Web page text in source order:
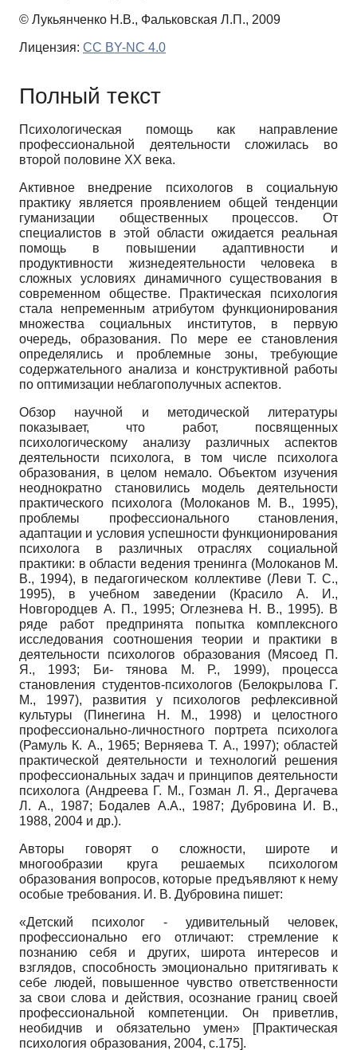
© Лукьянченко Н.В., Фальковская Л.П., 2009
Лицензия: CC BY-NC 4.0
Полный текст
Психологическая помощь как направление
профессиональной деятельности сложилась во
второй половине ХХ века.
Активное внедрение психологов в социальную
практику является проявлением общей тенденции
гуманизации общественных процессов. От
специалистов в этой области ожидается реальная
помощь в повышении адаптивности и
продуктивности жизнедеятельности человека в
сложных условиях динамичного существования в
современном обществе. Практическая психология
стала непременным атрибутом функционирования
множества социальных институтов, в первую
очередь, образования. По мере ее становления
определялись и проблемные зоны, требующие
содержательного анализа и конструктивной работы
по оптимизации неблагополучных аспектов.
Обзор научной и методической литературы
показывает, что работ, посвященных
психологическому анализу различных аспектов
деятельности психолога, в том числе психолога
образования, в целом немало. Объектом изучения
неоднократно становились модель деятельности
практического психолога (Молоканов М. В., 1995),
проблемы профессионального становления,
адаптации и условия успешности функционирования
психолога в различных отраслях социальной
практики: в области ведения тренинга (Молоканов М.
В., 1994), в педагогическом коллективе (Леви Т. С.,
1995), в учебном заведении (Красило А. И.,
Новгородцев А. П., 1995; Оглезнева Н. В., 1995). В
ряде работ предпринята попытка комплексного
исследования соотношения теории и практики в
деятельности психологов образования (Мясоед П.
Я., 1993; Би- тянова М. Р., 1999), процесса
становления студентов-психологов (Белокрылова Г.
М., 1997), развития у психологов рефлексивной
культуры (Пинегина Н. М., 1998) и целостного
профессионально-личностного портрета психолога
(Рамуль К. А., 1965; Верняева Т. А., 1997); областей
практической деятельности и технологий решения
профессиональных задач и принципов деятельности
психолога (Андреева Г. М., Гозман Л. Я., Дергаче­ва
Л. А., 1987; Бодалев А.А., 1987; Дубро­вина И. В.,
1988, 2004 и др.).
Авторы говорят о сложности, широте и
многообразии круга решаемых психологом
образования вопросов, которые предъявляют к нему
особые требования. И. В. Ду­бровина пишет:
«Детский психолог - удивительный человек,
профессионально его отличают: стремление к
познанию себя и других, широта интересов и
взглядов, способность эмоционально притягивать к
себе людей, повышенное чувство ответственности
за свои слова и действия, осознание границ своей
профессиональной компетенции. Он приветлив,
необидчив и обязательно умен»
[Практическая
психология образования, 2004, с.175].